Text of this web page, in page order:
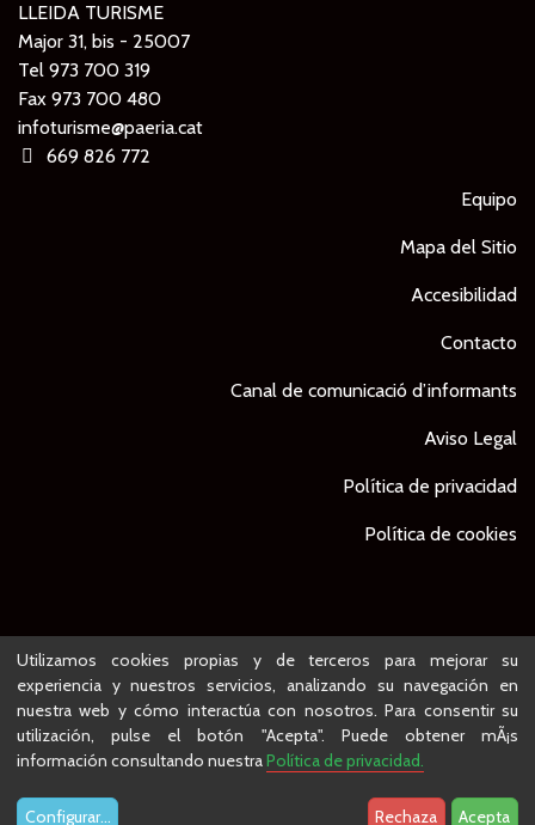
LLEIDA TURISME
Major 31, bis - 25007
Tel 973 700 319
Fax 973 700 480
infoturisme@paeria.cat
669 826 772
Equipo
Mapa del Sitio
Accesibilidad
Contacto
Canal de comunicació d’informants
Aviso Legal
Política de privacidad
Política de cookies
© Ajuntament de Lleida - Proyecto desarrollado por
Utilizamos cookies propias y de terceros para mejorar su
experiencia y nuestros servicios, analizando su navegación en
nuestra web y cómo interactúa con nosotros. Para consentir su
utilización, pulse el botón "Acepta". Puede obtener mÃ¡s
información consultando nuestraPolítica de privacidad.
Configurar... Rechaza Acepta